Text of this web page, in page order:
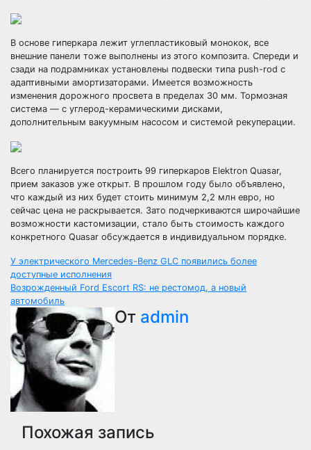
В основе гиперкара лежит углепластиковый монокок, все
внешние панели тоже выполнены из этого композита. Спереди и
сзади на подрамниках установлены подвески типа push-rod с
адаптивными амортизаторами. Имеется возможность
изменения дорожного просвета в пределах 30 мм. Тормозная
система — с углерод-керамическими дисками,
дополнительным вакуумным насосом и системой рекуперации.
Всего планируется построить 99 гиперкаров Elektron Quasar,
прием заказов уже открыт. В прошлом году было объявлено,
что каждый из них будет стоить минимум 2,2 млн евро, но
сейчас цена не раскрывается. Зато подчеркиваются широчайшие
возможности кастомизации, стало быть стоимость каждого
конкретного Quasar обсуждается в индивидуальном порядке.
Навигация
по
записям
У электрического Mercedes-Benz GLC появились более
доступные исполнения
Возрожденный Ford Escort RS: не рестомод, а новый
автомобиль
От admin
Похожая запись